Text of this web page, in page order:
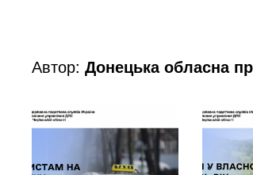
Автор:Донецька обласна